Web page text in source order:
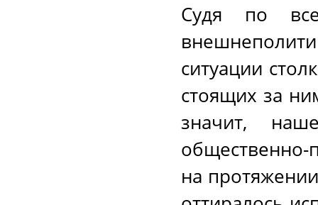
Судя по
ситуации
стоящих за
значит,
общественно-
на